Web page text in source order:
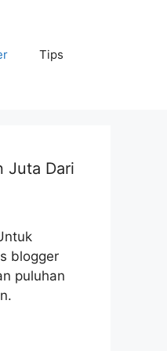
Tips
Juta Dari
blogger
puluhan